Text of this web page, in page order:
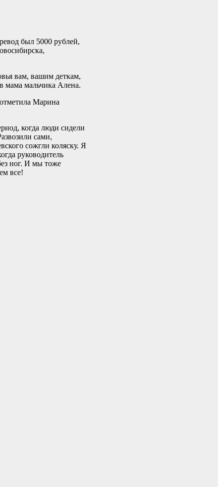
был 5000 рублей,
вам, вашим деткам,
мама мальчика Алена.
Марина
когда люди сидели
сами,
сожгли коляску. Я
руководитель
ног. И мы тоже
все!